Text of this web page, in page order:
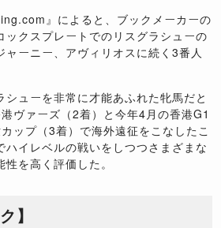
』によると、ブックメーカーの
ックスプレートでのリスグラシューの
ャーニー、アヴィリオスに続く3番人
ューを非常に才能あふれた牝馬だと
ヴァーズ（2着）と今年4月の香港G1
ップ（3着）で海外遠征をこなしたこ
ハイレベルの戦いをしつつさまざまな
を高く評価した。
】